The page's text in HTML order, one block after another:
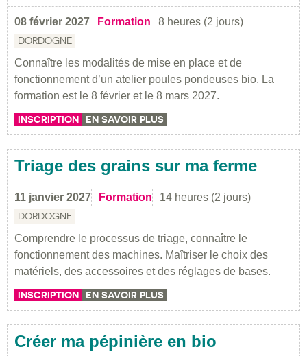
08 février 2027 Formation 8 heures (2 jours)
DORDOGNE
Connaître les modalités de mise en place et de
fonctionnement d’un atelier poules pondeuses bio. La
formation est le 8 février et le 8 mars 2027.
INSCRIPTION EN SAVOIR PLUS
Triage des grains sur ma ferme
11 janvier 2027 Formation 14 heures (2 jours)
DORDOGNE
Comprendre le processus de triage, connaître le
fonctionnement des machines. Maîtriser le choix des
matériels, des accessoires et des réglages de bases.
INSCRIPTION EN SAVOIR PLUS
Créer ma pépinière en bio